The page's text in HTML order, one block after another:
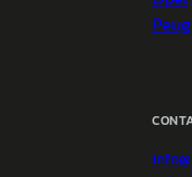
info@